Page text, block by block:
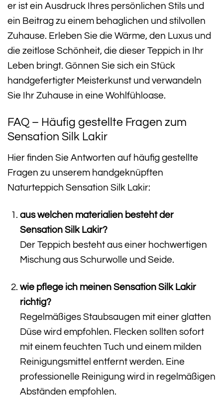
er ist ein Ausdruck Ihres persönlichen Stils und
ein Beitrag zu einem behaglichen und stilvollen
Zuhause. Erleben Sie die Wärme, den Luxus und
die zeitlose Schönheit, die dieser Teppich in Ihr
Leben bringt. Gönnen Sie sich ein Stück
handgefertigter Meisterkunst und verwandeln
Sie Ihr Zuhause in eine Wohlfühloase.
FAQ – Häufig gestellte Fragen zum
Sensation Silk Lakir
Hier finden Sie Antworten auf häufig gestellte
Fragen zu unserem handgeknüpften
Naturteppich Sensation Silk Lakir:
aus welchen materialien besteht der
Sensation Silk Lakir?
Der Teppich besteht aus einer hochwertigen
Mischung aus Schurwolle und Seide.
wie pflege ich meinen Sensation Silk Lakir
richtig?
Regelmäßiges Staubsaugen mit einer glatten
Düse wird empfohlen. Flecken sollten sofort
mit einem feuchten Tuch und einem milden
Reinigungsmittel entfernt werden. Eine
professionelle Reinigung wird in regelmäßigen
Abständen empfohlen.